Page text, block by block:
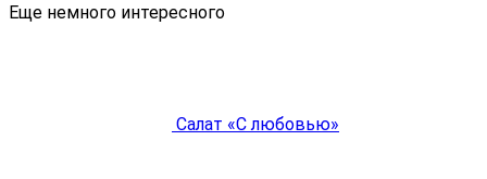
Еще немного интересного
Салат «С любовью»